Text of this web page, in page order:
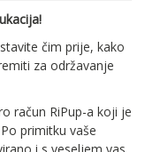
čim prije, kako
za održavanje
račun RiPup-a koji je
primitku vaše